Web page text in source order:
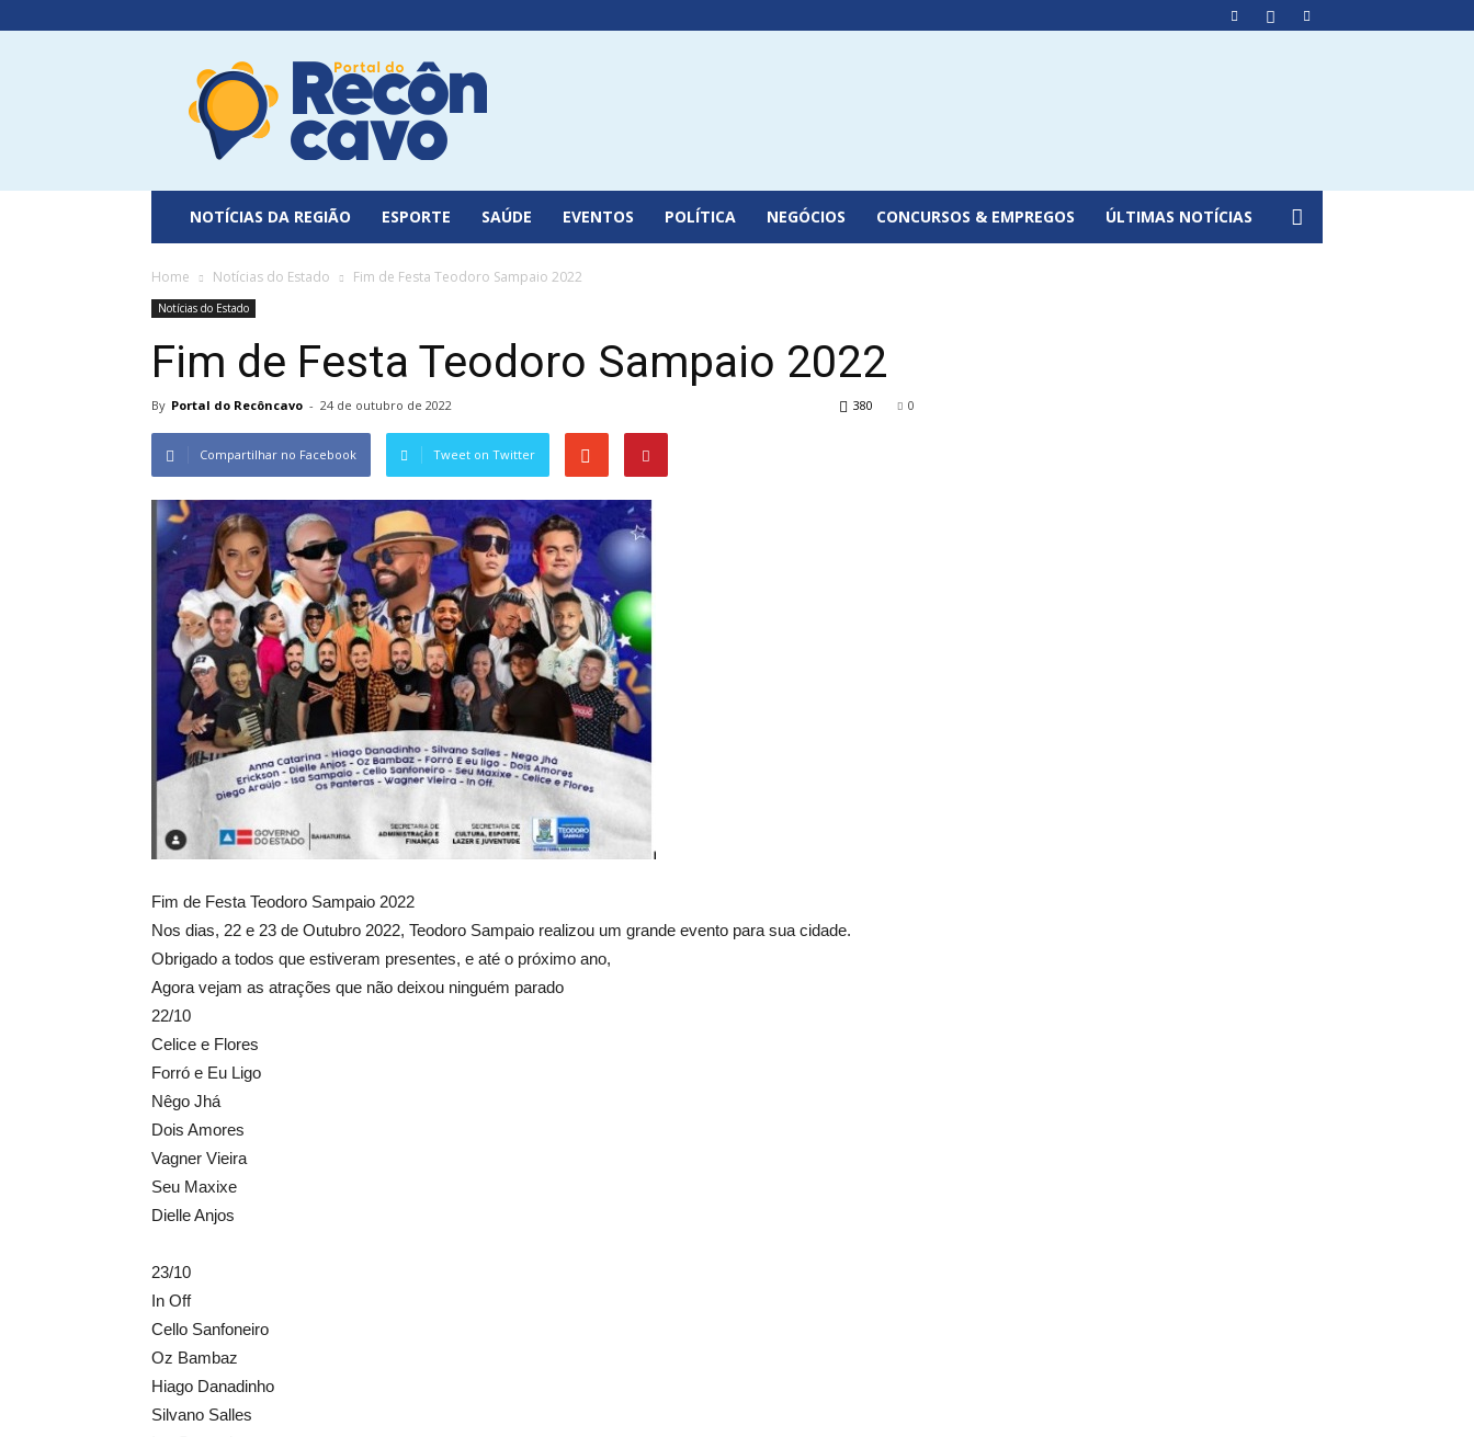
Portal
do
Recôncavo
NOTÍCIAS DA REGIÃO ESPORTE SAÚDE EVENTOS POLÍTICA NEGÓCIOS CONCURSOS & EMPREGOS ÚLTIMAS NOTÍCIAS
Home Notícias do Estado Fim de Festa Teodoro Sampaio 2022
Notícias do Estado
Fim de Festa Teodoro Sampaio 2022
By Portal do Recôncavo - 24 de outubro de 2022 0
380
Compartilhar no Facebook Tweet on Twitter
Fim de Festa Teodoro Sampaio 2022
Nos dias, 22 e 23 de Outubro 2022, Teodoro Sampaio realizou um grande evento para sua cidade.
Obrigado a todos que estiveram presentes, e até o próximo ano,
Agora vejam as atrações que não deixou ninguém parado
22/10
Celice e Flores
Forró e Eu Ligo
Nêgo Jhá
Dois Amores
Vagner Vieira
Seu Maxixe
Dielle Anjos
23/10
In Off
Cello Sanfoneiro
Oz Bambaz
Hiago Danadinho
Silvano Salles